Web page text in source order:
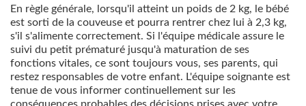
En règle générale, lorsqu'il atteint un poids de 2 kg, le bébé
est sorti de la couveuse et pourra rentrer chez lui à 2,3 kg,
s'il s'alimente correctement. Si l'équipe médicale assure le
suivi du petit prématuré jusqu'à maturation de ses
fonctions vitales, ce sont toujours vous, ses parents, qui
restez responsables de votre enfant. L'équipe soignante est
tenue de vous informer continuellement sur les
conséquences probables des décisions prises avec votre